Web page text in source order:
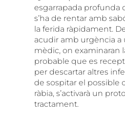
esgarrapada profunda
s’ha de rentar amb
la ferida ràpidament.
acudir amb urgència a
mèdic, on examinaran
probable que es
per descartar altres
de sospitar el possible
ràbia, s’activarà un
tractament.